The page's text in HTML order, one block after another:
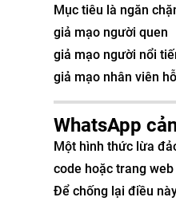
Mục tiêu là ngăn
giả mạo người quen
giả mạo người nổi
giả mạo nhân viên
WhatsApp
Một hình thức lừa
code hoặc trang
Để chống lại điều